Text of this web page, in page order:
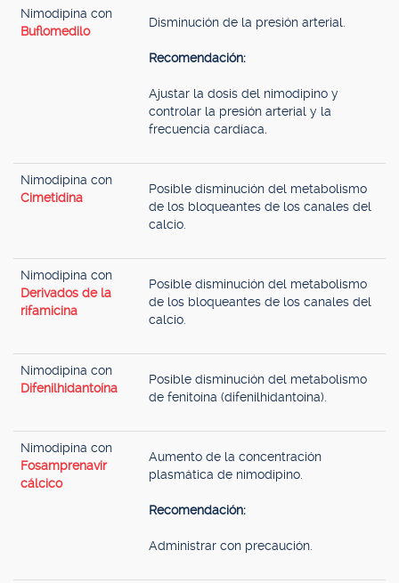
Nimodipina con
Buflomedilo
Disminución de la presión arterial.
Recomendación:
Ajustar la dosis del nimodipino y
controlar la presión arterial y la
frecuencia cardíaca.
Nimodipina con
Cimetidina
Posible disminución del metabolismo
de los bloqueantes de los canales del
calcio.
Nimodipina con
Derivados de la
rifamicina
Posible disminución del metabolismo
de los bloqueantes de los canales del
calcio.
Nimodipina con
Difenilhidantoína
Posible disminución del metabolismo
de fenitoína (difenilhidantoína).
Nimodipina con
Fosamprenavir
cálcico
Aumento de la concentración
plasmática de nimodipino.
Recomendación:
Administrar con precaución.